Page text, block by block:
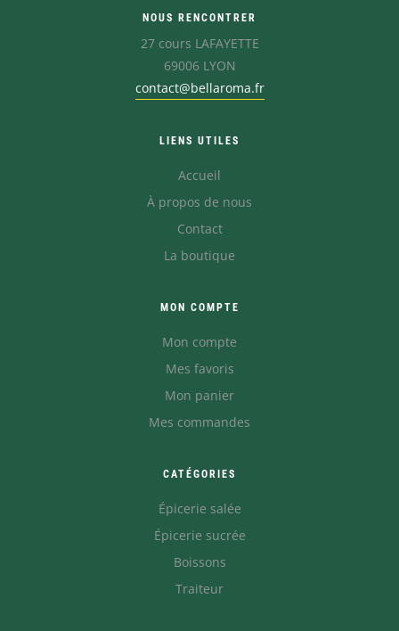
NOUS RENCONTRER
27 cours LAFAYETTE
69006 LYON
contact@bellaroma.fr
LIENS UTILES
Accueil
À propos de nous
Contact
La boutique
MON COMPTE
Mon compte
Mes favoris
Mon panier
Mes commandes
CATÉGORIES
Épicerie salée
Épicerie sucrée
Boissons
Traiteur